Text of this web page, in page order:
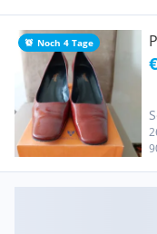
Noch 4 Tage